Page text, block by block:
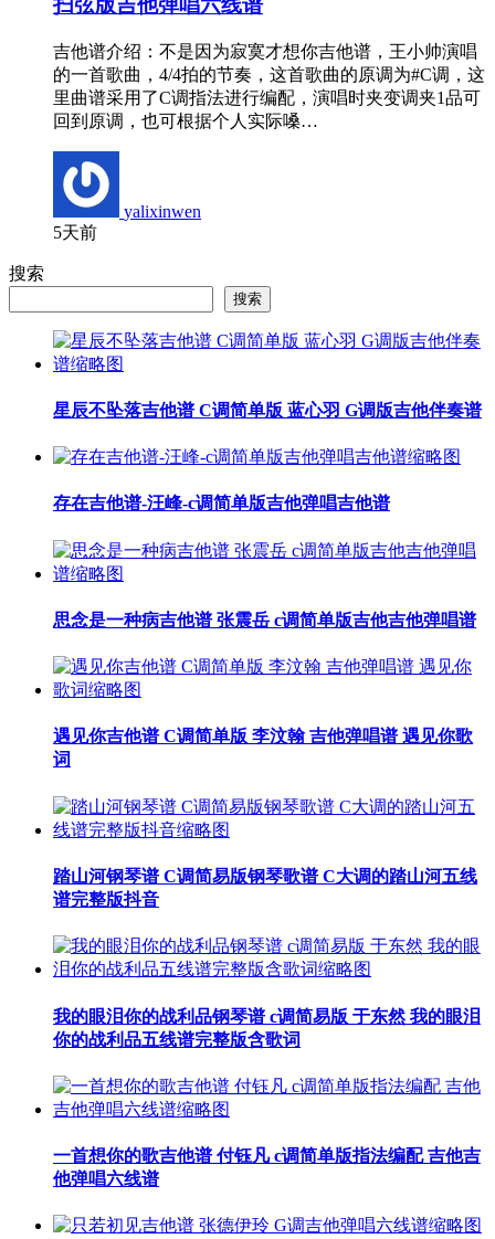
扫弦版吉他弹唱六线谱
吉他谱介绍：不是因为寂寞才想你吉他谱，王小帅演唱
的一首歌曲，4/4拍的节奏，这首歌曲的原调为#C调，这
里曲谱采用了C调指法进行编配，演唱时夹变调夹1品可
回到原调，也可根据个人实际嗓…
yalixinwen
5天前
搜索
搜索
星辰不坠落吉他谱 C调简单版 蓝心羽 G调版吉他伴奏谱
存在吉他谱-汪峰-c调简单版吉他弹唱吉他谱
思念是一种病吉他谱 张震岳 c调简单版吉他吉他弹唱谱
遇见你吉他谱 C调简单版 李汶翰 吉他弹唱谱 遇见你歌
词
踏山河钢琴谱 C调简易版钢琴歌谱 C大调的踏山河五线
谱完整版抖音
我的眼泪你的战利品钢琴谱 c调简易版 于东然 我的眼泪
你的战利品五线谱完整版含歌词
一首想你的歌吉他谱 付钰凡 c调简单版指法编配 吉他吉
他弹唱六线谱